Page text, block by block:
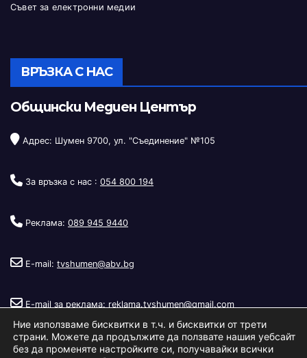
Съвет за електронни медии
ВРЪЗКА С НАС
Общински Медиен Център
Адрес: Шумен 9700, ул. "Съединение" №105
За връзка с нас : 054 800 194
Реклама: 089 945 9440
E-mail: tvshumen@abv.bg
E-mail за реклама: reklama.tvshumen@gmail.com
Ние използваме бисквитки в т.ч. и бисквитки от трети
страни. Можете да продължите да ползвате нашия уебсайт
без да променяте настройките си, получавайки всички